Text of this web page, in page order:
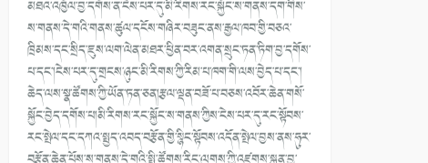
མཐའ་འཁྱོལ་བྱ་དགོས་ན་ངེས་པར་དུ་མི་རིགས་རང་སྐྱོང་ས་གནས་དག་གིས་
ས་གནས་དེ་གའི་གནས་ཚུལ་དངོས་གཞིར་བཟུང་ནས་རྒྱལ་ཁབ་གྱི་བཅའ་
ཁྲིམས་དང་སྲིད་ཇུས་ལག་ལེན་མཐར་ཕྱིན་བར་འགན་སྲུང་ཏན་ཏིག་བྱ་དགོས་
པ་དང༌།ངེས་པར་དུ་གྲངས་ཉུང་མི་རིགས་ཀྱི་རིམ་པ་ཁག་གི་ལས་བྱེད་པ་དང༌།
ཆེད་ལས་སྣ་ཚོགས་ཀྱི་ཡོན་ཏན་ཅན།རྩལ་ལྡན་བཟོ་པ་བཅས་འབོར་ཆེན་གསོ་
སྐྱོང་བྱེད་དགོས་པ།མི་རིགས་རང་སྐྱོང་ས་གནས་ཀྱིས་ངེས་པར་དུ་རང་སྟོབས་
རང་སྤེལ་དང་དཀའ་སྤྱད་འབད་བརྩོན་གྱི་སྙིང་སྟོབས་འདོན་སྤེལ་བྱས་ནས་ཧུར་